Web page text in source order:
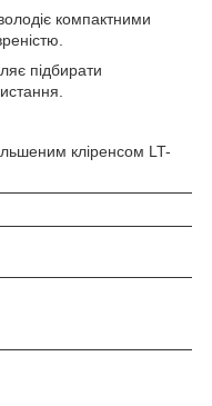
компактними
підбирати
кліренсом LT-